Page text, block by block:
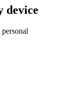
device